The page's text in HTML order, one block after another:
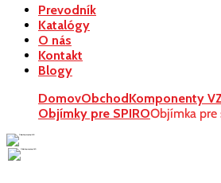
Prevodník
Katalógy
O nás
Kontakt
Blogy
DomovObchodKomponenty
Objímky pre SPIROObjímka pre